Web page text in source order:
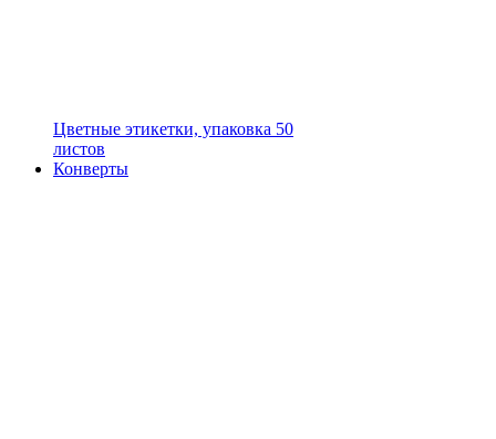
Цветные этикетки, упаковка 50
листов
Конверты